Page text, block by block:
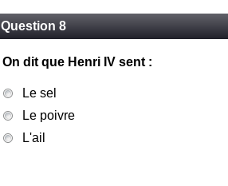
Question 8
On dit que Henri IV sent :
Le sel
Le poivre
L'ail